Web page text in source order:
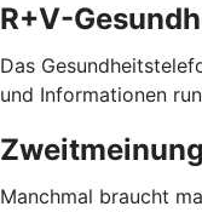
R+V-
Das
und Informationen
Manchmal braucht